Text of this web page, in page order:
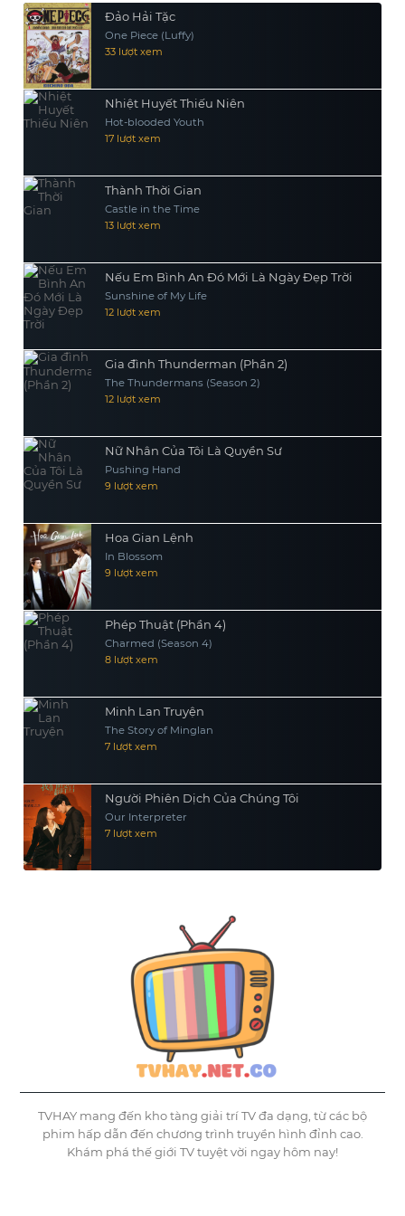
Đảo Hải Tặc
One Piece (Luffy)
33 lượt xem
Nhiệt Huyết Thiếu Niên
Hot-blooded Youth
17 lượt xem
Thành Thời Gian
Castle in the Time
13 lượt xem
Nếu Em Bình An Đó Mới Là Ngày Đẹp Trời
Sunshine of My Life
12 lượt xem
Gia đình Thunderman (Phần 2)
The Thundermans (Season 2)
12 lượt xem
Nữ Nhân Của Tôi Là Quyền Sư
Pushing Hand
9 lượt xem
Hoa Gian Lệnh
In Blossom
9 lượt xem
Phép Thuật (Phần 4)
Charmed (Season 4)
8 lượt xem
Minh Lan Truyện
The Story of Minglan
7 lượt xem
Người Phiên Dịch Của Chúng Tôi
Our Interpreter
7 lượt xem
TVHAY mang đến kho tàng giải trí TV đa dạng, từ các bộ
phim hấp dẫn đến chương trình truyền hình đỉnh cao.
Khám phá thế giới TV tuyệt vời ngay hôm nay!